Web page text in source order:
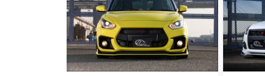
・発送先に、塗装・取付店等の業者様をご指定
・メーカーによっては、配送先が自動車関連業
お届け商品について
商品到着後は速やかに開封のうえ、中身をご確